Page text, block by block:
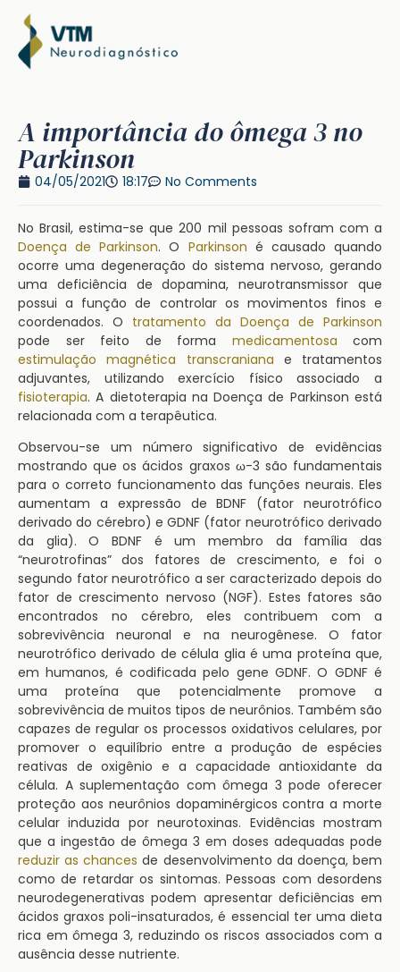
A importância do ômega 3 no
Parkinson
04/05/2021 18:17 No Comments
No Brasil, estima-se que 200 mil pessoas sofram com a
Doença de Parkinson. O Parkinson é causado quando
ocorre uma degeneração do sistema nervoso, gerando
uma deficiência de dopamina, neurotransmissor que
possui a função de controlar os movimentos finos e
coordenados. O tratamento da Doença de Parkinson
pode ser feito de forma medicamentosa com
estimulação magnética transcraniana e tratamentos
adjuvantes, utilizando exercício físico associado a
fisioterapia. A dietoterapia na Doença de Parkinson está
relacionada com a terapêutica.
Observou-se um número significativo de evidências
mostrando que os ácidos graxos ω-3 são fundamentais
para o correto funcionamento das funções neurais. Eles
aumentam a expressão de BDNF (fator neurotrófico
derivado do cérebro) e GDNF (fator neurotrófico derivado
da glia). O BDNF é um membro da família das
“neurotrofinas” dos fatores de crescimento, e foi o
segundo fator neurotrófico a ser caracterizado depois do
fator de crescimento nervoso (NGF). Estes fatores são
encontrados no cérebro, eles contribuem com a
sobrevivência neuronal e na neurogênese. O fator
neurotrófico derivado de célula glia é uma proteína que,
em humanos, é codificada pelo gene GDNF. O GDNF é
uma proteína que potencialmente promove a
sobrevivência de muitos tipos de neurônios. Também são
capazes de regular os processos oxidativos celulares, por
promover o equilíbrio entre a produção de espécies
reativas de oxigênio e a capacidade antioxidante da
célula. A suplementação com ômega 3 pode oferecer
proteção aos neurônios dopaminérgicos contra a morte
celular induzida por neurotoxinas. Evidências mostram
que a ingestão de ômega 3 em doses adequadas pode
reduzir as chances de desenvolvimento da doença, bem
como de retardar os sintomas. Pessoas com desordens
neurodegenerativas podem apresentar deficiências em
ácidos graxos poli-insaturados, é essencial ter uma dieta
rica em ômega 3, reduzindo os riscos associados com a
ausência desse nutriente.